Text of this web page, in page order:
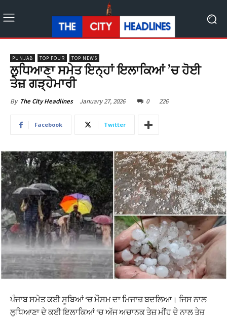
PUNJAB TOP FOUR TOP NEWS
ਲੁਧਿਆਣਾ ਸਮੇਤ ਇਨ੍ਹਾਂ ਇਲਾਕਿਆਂ ’ਚ ਹੋਈ
ਤੇਜ਼ ਗੜ੍ਹੇਮਾਰੀ
By The City Headlines January 27, 2026 0 226
Facebook Twitter
ਪੰਜਾਬ ਸਮੇਤ ਕਈ ਸੂਬਿਆਂ ‘ਚ ਮੌਸਮ ਦਾ ਮਿਜਾਜ਼ ਬਦਲਿਆ। ਜਿਸ ਨਾਲ
ਲੁਧਿਆਣਾ ਦੇ ਕਈ ਇਲਾਕਿਆਂ ‘ਚ ਅੱਜ ਅਚਾਨਕ ਤੇਜ਼ ਮੀਂਹ ਦੇ ਨਾਲ ਤੇਜ਼